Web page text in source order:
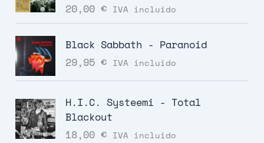
20,00€ IVA incluido
Black Sabbath - Paranoid
29,95€ IVA incluido
H.I.C. Systeemi - Total
Blackout
18,00€ IVA incluido